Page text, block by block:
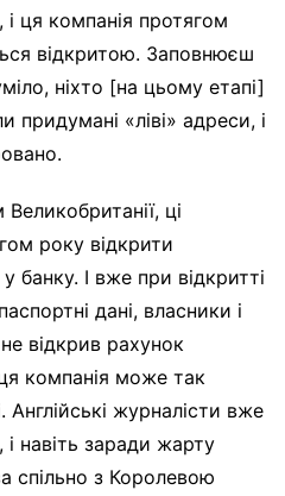
ця компанія протягом
відкритою. Заповнюєш
ніхто [на цьому етапі]
придумані «ліві» адреси, і
ці
року відкрити
банку. І вже при відкритті
дані, власники і
відкрив рахунок
компанія може так
Англійські журналісти вже
і навіть заради жарту
спільно з Королевою